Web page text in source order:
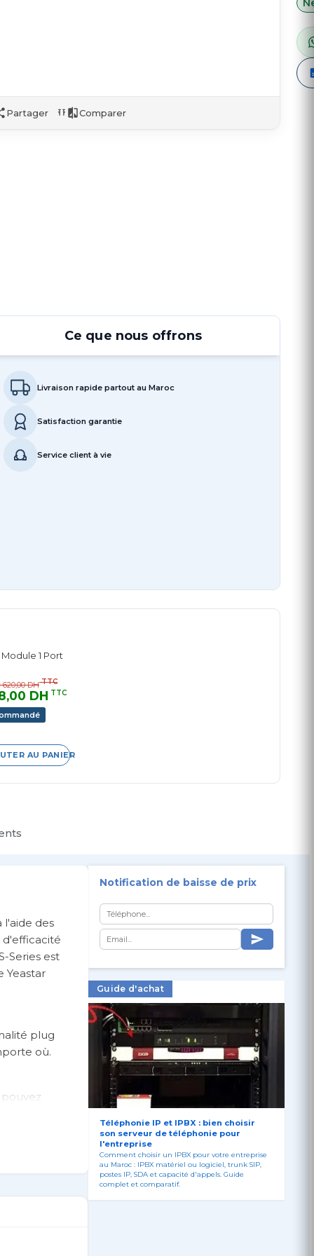
Partager Comparer
Ce que nous offrons
Livraison rapide partout au Maroc
Satisfaction garantie
Service client à vie
Module 1 Port
620,00 DHTTC
DH TTC
AU PANIER
l'aide des
d'efficacité
Series est
Yeastar
plug
où.
et la
Notification de baisse de prix
Guide d'achat
Téléphonie IP et IPBX : bien choisir
son serveur de téléphonie pour
l'entreprise
Comment choisir un IPBX pour votre entreprise
au Maroc : IPBX matériel ou logiciel, trunk SIP,
postes IP, SDA et capacité d'appels. Guide
complet et comparatif.